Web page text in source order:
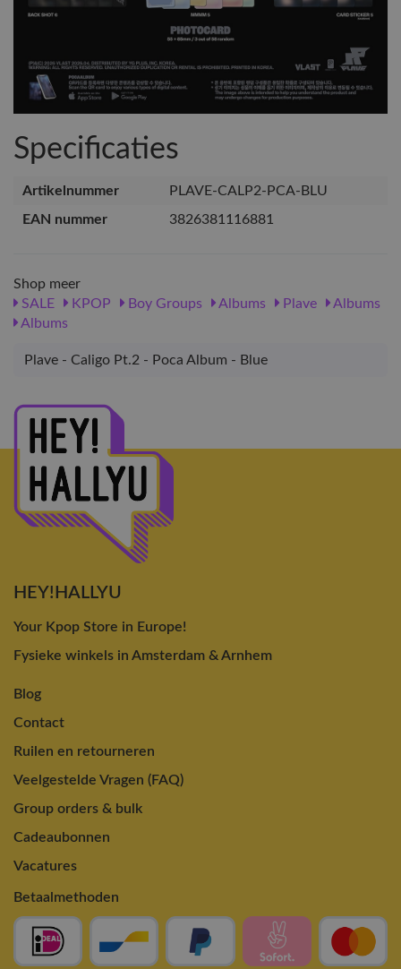
Specificaties
Artikelnummer
PLAVE-CALP2-PCA-BLU
EAN nummer
3826381116881
Shop meer
SALE
KPOP Boy Groups Albums Plave
Albums
Albums
Plave - Caligo Pt.2 - Poca Album - Blue
HEY!HALLYU
Your Kpop Store in Europe!
Fysieke winkels in Amsterdam & Arnhem
Blog
Contact
Ruilen en retourneren
Veelgestelde Vragen (FAQ)
Group orders & bulk
Cadeaubonnen
Vacatures
Betaalmethoden